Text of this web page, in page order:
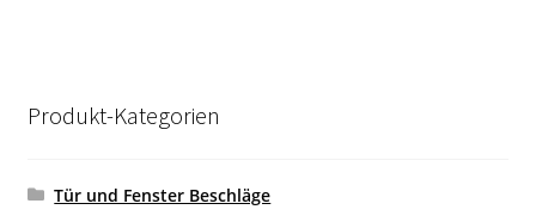
Produkt-Kategorien
Tür und Fenster Beschläge